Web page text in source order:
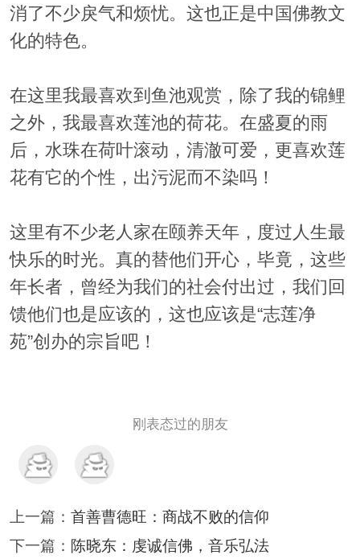
消了不少戾气和烦忧。这也正是中国佛教文
化的特色。
在这里我最喜欢到鱼池观赏，除了我的锦鲤
之外，我最喜欢莲池的荷花。在盛夏的雨
后，水珠在荷叶滚动，清澈可爱，更喜欢莲
花有它的个性，出污泥而不染吗！
这里有不少老人家在颐养天年，度过人生最
快乐的时光。真的替他们开心，毕竟，这些
年长者，曾经为我们的社会付出过，我们回
馈他们也是应该的，这也应该是“志莲净
苑”创办的宗旨吧！
刚表态过的朋友
上一篇： 首善曹德旺：商战不败的信仰
下一篇： 陈晓东：虔诚信佛，音乐弘法